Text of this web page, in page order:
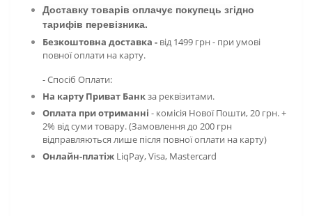
Доставку товарів оплачує покупець згідно
тарифів перевізника.
Безкоштовна доставка - від 1499 грн - при умові
повної оплати на карту.
- Спосіб Оплати:
На карту Приват Банкза реквізитами.
Оплата при отриманні - комісія Нової Пошти, 20 грн. +
2% від суми товару. (Замовлення до 200 грн
відправляються лише після повної оплати на карту)
Онлайн-платіж LiqPay,Visa, Mastercard